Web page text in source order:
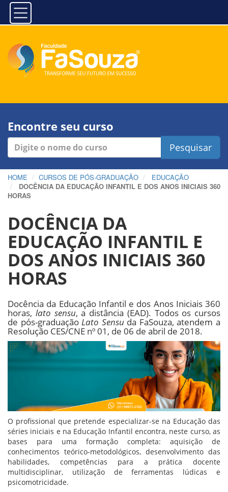
Encontre seu curso
Pesquisar
HOME CURSOS DE PÓS-GRADUAÇÃO
EDUCAÇÃO
DOCÊNCIA DA EDUCAÇÃO INFANTIL E DOS ANOS INICIAIS 360
HORAS
DOCÊNCIA DA
EDUCAÇÃO INFANTIL E
DOS ANOS INICIAIS 360
HORAS
Docência da Educação Infantil e dos Anos Iniciais 360
horas, lato sensu, a distância (EAD). Todos os cursos
de pós-graduaçãoLato Sensuda FaSouza, atendem a
Resolução CES/CNE nº 01, de 06 de abril de 2018.
O profissional que pretende especializar-se na Educação das
séries iniciais e na Educação Infantil encontra, neste curso, as
bases para uma formação completa: aquisição de
conhecimentos teórico-metodológicos, desenvolvimento das
habilidades, competências para a prática docente
multidisciplinar, utilização de ferramentas lúdicas e
psicomotricidade.